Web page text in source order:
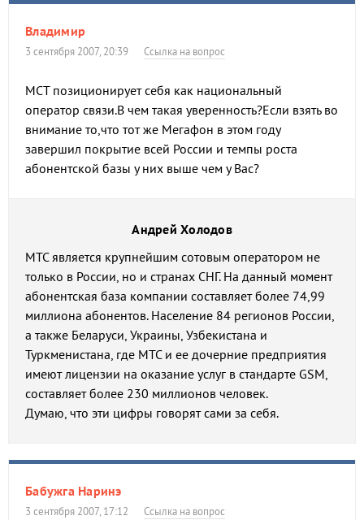
Владимир
3 сентября 2007, 20:39 Ссылка на вопрос
МСТ позиционирует себя как национальный
оператор связи.В чем такая уверенность?Если взять во
внимание то,что тот же Мегафон в этом году
завершил покрытие всей России и темпы роста
абонентской базы у них выше чем у Вас?
Андрей Холодов
МТС является крупнейшим сотовым оператором не
только в России, но и странах СНГ. На данный момент
абонентская база компании составляет более 74,99
миллиона абонентов. Население 84 регионов России,
а также Беларуси, Украины, Узбекистана и
Туркменистана, где МТС и ее дочерние предприятия
имеют лицензии на оказание услуг в стандарте GSM,
составляет более 230 миллионов человек.
Думаю, что эти цифры говорят сами за себя.
Бабужга Наринэ
3 сентября 2007, 17:12 Ссылка на вопрос